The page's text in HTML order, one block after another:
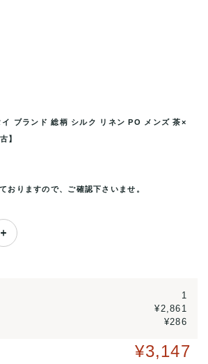
ブランド 総柄 シルク リネン PO メンズ 茶×
】
おりますので、ご確認下さいませ。
1
¥2,861
¥286
¥3,147